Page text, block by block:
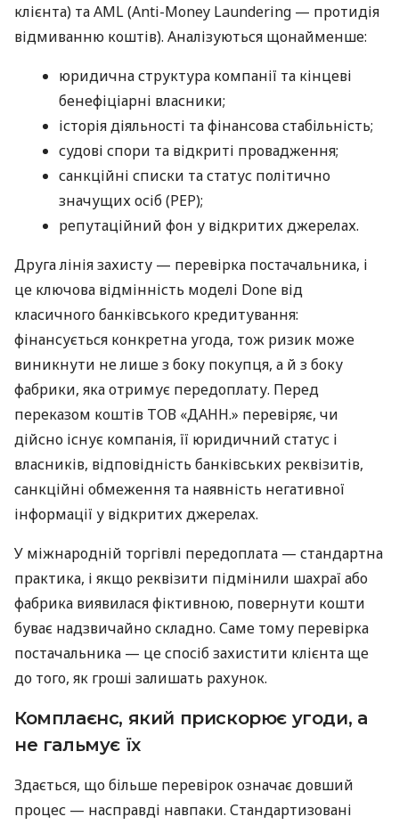
клієнта) та AML (Anti-Money Laundering — протидія
відмиванню коштів). Аналізуються щонайменше:
юридична структура компанії та кінцеві
бенефіціарні власники;
історія діяльності та фінансова стабільність;
судові спори та відкриті провадження;
санкційні списки та статус політично
значущих осіб (PEP);
репутаційний фон у відкритих джерелах.
Друга лінія захисту — перевірка постачальника, і
це ключова відмінність моделі Done від
класичного банківського кредитування:
фінансується конкретна угода, тож ризик може
виникнути не лише з боку покупця, а й з боку
фабрики, яка отримує передоплату. Перед
переказом коштів ТОВ «ДАНН.» перевіряє, чи
дійсно існує компанія, її юридичний статус і
власників, відповідність банківських реквізитів,
санкційні обмеження та наявність негативної
інформації у відкритих джерелах.
У міжнародній торгівлі передоплата — стандартна
практика, і якщо реквізити підмінили шахраї або
фабрика виявилася фіктивною, повернути кошти
буває надзвичайно складно. Саме тому перевірка
постачальника — це спосіб захистити клієнта ще
до того, як гроші залишать рахунок.
Комплаєнс, який прискорює угоди, а
не гальмує їх
Здається, що більше перевірок означає довший
процес — насправді навпаки. Стандартизовані